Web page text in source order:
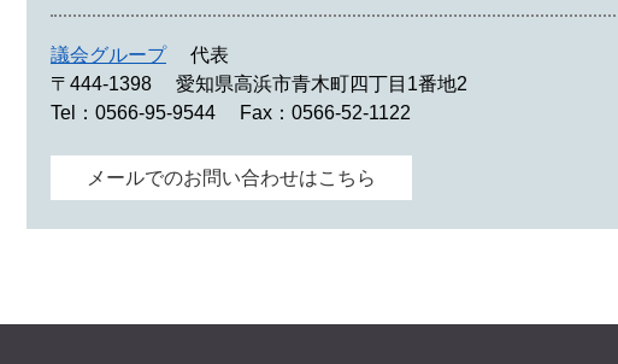
議会グループ
代表
〒444-1398
愛知県高浜市青木町四丁目1番地2
Tel：0566-95-9544
Fax：0566-52-1122
メールでのお問い合わせはこちら